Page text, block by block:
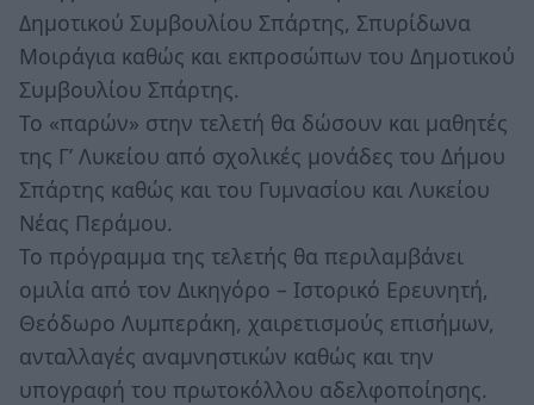
Δημοτικού Συμβουλίου Σπάρτης, Σπυρίδωνα
Μοιράγια καθώς και εκπροσώπων του Δημοτικού
Συμβουλίου Σπάρτης.
Το «παρών» στην τελετή θα δώσουν και μαθητές
της Γ’ Λυκείου από σχολικές μονάδες του Δήμου
Σπάρτης καθώς και του Γυμνασίου και Λυκείου
Νέας Περάμου.
Το πρόγραμμα της τελετής θα περιλαμβάνει
ομιλία από τον Δικηγόρο – Ιστορικό Ερευνητή,
Θεόδωρο Λυμπεράκη, χαιρετισμούς επισήμων,
ανταλλαγές αναμνηστικών καθώς και την
υπογραφή του πρωτοκόλλου αδελφοποίησης.